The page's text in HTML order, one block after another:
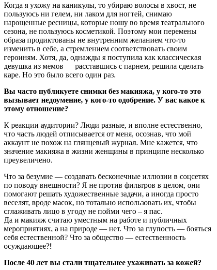
Когда я ухожу на каникулы, то убираю волосы в хвост, не
пользуюсь ни гелем, ни лаком для ногтей, снимаю
нарощенные ресницы, которые ношу во время театрального
сезона, не пользуюсь косметикой. Поэтому мои перемены
образа продиктованы не внутренним желанием что-то
изменить в себе, а стремлением соответствовать своим
героиням. Хотя, да, однажды я поступила как классическая
девушка из мемов — расставшись с парнем, решила сделать
каре. Но это было всего один раз.
Вы часто публикуете снимки без макияжа, у кого-то это
вызывает недоумение, у кого-то одобрение. У вас какое к
этому отношение?
К реакции аудитории? Люди разные, и вполне естественно,
что часть людей отписывается от меня, осознав, что мой
аккаунт не похож на глянцевый журнал. Мне кажется, что
значение макияжа в жизни женщины в принципе несколько
преувеличено.
Что за безумие — создавать бесконечные иллюзии в соцсетях
по поводу внешности? Я не против фильтров в целом, они
помогают решать художественные задачи, а иногда просто
веселят, вроде масок, но тотально использовать их, чтобы
сглаживать лицо в угоду не пойми чего – я пас.
Да и макияж считаю уместным на работе и публичных
мероприятиях, а на природе — нет. Что за глупость — бояться
себя естественной? Что за общество — естественность
осуждающее?!
После 40 лет вы стали тщательнее ухаживать за кожей?